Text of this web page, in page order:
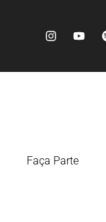
Faça Parte